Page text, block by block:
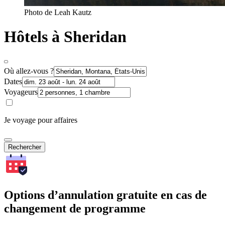
Photo de Leah Kautz
Hôtels à Sheridan
Où allez-vous ?
Dates
Voyageurs
Je voyage pour affaires
Rechercher
Options d’annulation gratuite en cas de
changement de programme